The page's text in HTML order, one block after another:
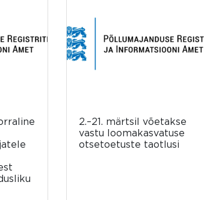
2.–21. märtsil võetakse
vastu loomakasvatuse
otsetoetuste taotlusi